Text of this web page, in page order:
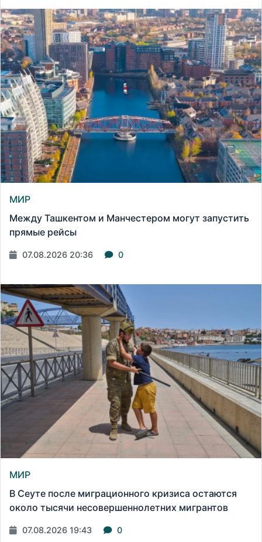
МИР
Между Ташкентом и Манчестером могут запустить
прямые рейсы
07.08.2026 20:36 0
МИР
В Сеуте после миграционного кризиса остаются
около тысячи несовершеннолетних мигрантов
07.08.2026 19:43 0